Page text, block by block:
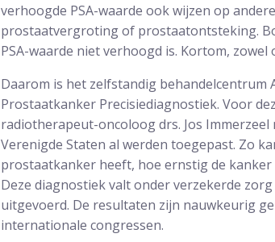
verhoogde PSA-waarde ook wijzen op
prostaatvergroting of prostaatontsteking.
PSA-waarde niet verhoogd is. Kortom,
Daarom is het zelfstandig behandelcentrum
Prostaatkanker Precisiediagnostiek. Voor
radiotherapeut-oncoloog drs. Jos
Verenigde Staten al werden toegepast. Zo
prostaatkanker heeft, hoe ernstig de
Deze diagnostiek valt onder verzekerde
uitgevoerd. De resultaten zijn nauwkeurig
internationale congressen.